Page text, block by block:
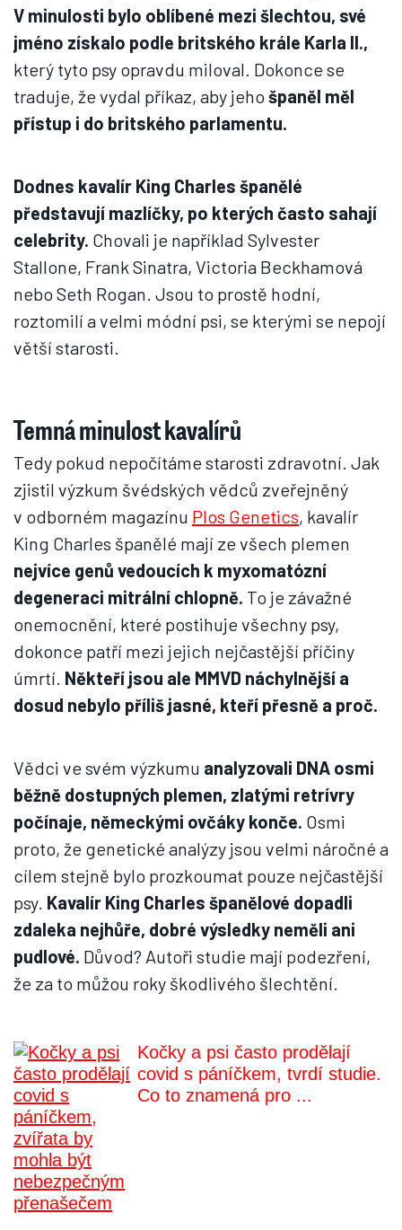
V minulosti bylo oblíbené mezi šlechtou, své
jméno získalo podle britského krále Karla II.,
který tyto psy opravdu miloval. Dokonce se
traduje, že vydal příkaz, aby jeho španěl měl
přístup i do britského parlamentu.
Dodnes kavalír King Charles španělé
představují mazlíčky, po kterých často sahají
celebrity. Chovali je například Sylvester
Stallone, Frank Sinatra, Victoria Beckhamová
nebo Seth Rogan. Jsou to prostě hodní,
roztomilí a velmi módní psi, se kterými se nepojí
větší starosti.
Temná minulost kavalírů
Tedy pokud nepočítáme starosti zdravotní. Jak
zjistil výzkum švédských vědců zveřejněný
v odborném magazínu Plos Genetics, kavalír
King Charles španělé mají ze všech plemen
nejvíce genů vedoucích k myxomatózní
degeneraci mitrální chlopně. To je závažné
onemocnění, které postihuje všechny psy,
dokonce patří mezi jejich nejčastější příčiny
úmrtí. Někteří jsou ale MMVD náchylnější a
dosud nebylo příliš jasné, kteří přesně a proč.
Vědci ve svém výzkumu analyzovali DNA osmi
běžně dostupných plemen, zlatými retrívry
počínaje, německými ovčáky konče. Osmi
proto, že genetické analýzy jsou velmi náročné a
cílem stejně bylo prozkoumat pouze nejčastější
psy. Kavalír King Charles španělové dopadli
zdaleka nejhůře, dobré výsledky neměli ani
pudlové. Důvod? Autoři studie mají podezření,
že za to můžou roky škodlivého šlechtění.
Kočky a psi často prodělají
covid s páníčkem, tvrdí studie.
Co to znamená pro ...